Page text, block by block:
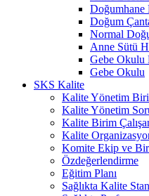
Doğum
Normal
Anne Sütü
Gebe Okulu
Gebe Okulu
SKS Kalite
Kalite Yönetim
Kalite Yönetim
Kalite Birim
Kalite
Komite Ekip ve
Özdeğerlendirme
Eğitim Planı
Sağlıkta Kalite